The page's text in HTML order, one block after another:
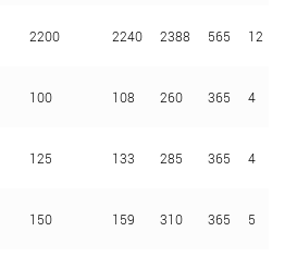
2200 2240 2388 565 12
100 108 260 365 4
125 133 285 365 4
150 159 310 365 5